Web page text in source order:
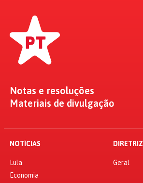
Notas e resoluções
Materiais de divulgação
NOTÍCIAS
Lula
Economia
Geral